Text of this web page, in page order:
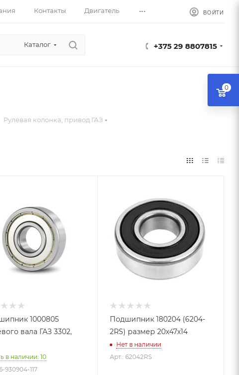
Контакты Двигатель ... ВОЙТИ
Каталог +375 29 8807815
Рулевая колонка, привод ГАЗ
1000805
вала ГАЗ 3302,
в наличии: 10
930904-117
Подшипник 180204 (6204-
2RS) размер 20x47x14
Нет в наличии
Арт.: 62042RS
0